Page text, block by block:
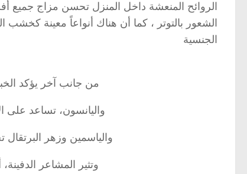
الروائح المنعشة داخل المنزل تحسن مزاج جميع
الشعور بالتوتر ، كما أن هناك أنواعاً معينة كخشب
الجنسية
من جانب آخر يؤكد
واليانسون، تساعد على
والياسمين وزهر
وتثير المشاعر